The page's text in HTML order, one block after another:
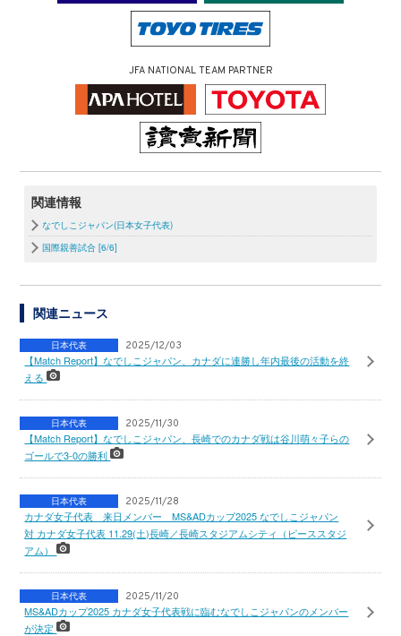
JFA NATIONAL TEAM PARTNER
関連情報
なでしこジャパン(日本女子代表)
国際親善試合 [6/6]
関連ニュース
日本代表 2025/12/03
【Match Report】なでしこジャパン、カナダに連勝し年内最後の活動を終
える
日本代表 2025/11/30
【Match Report】なでしこジャパン、長崎でのカナダ戦は谷川萌々子らの
ゴールで3-0の勝利
日本代表 2025/11/28
カナダ女子代表 来日メンバー MS&ADカップ2025 なでしこジャパン
対 カナダ女子代表 11.29(土)長崎／長崎スタジアムシティ（ピーススタジ
アム）
日本代表 2025/11/20
MS&ADカップ2025 カナダ女子代表戦に臨むなでしこジャパンのメンバー
が決定